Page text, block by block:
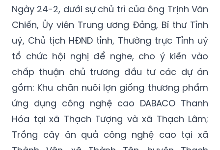
uỷ, Chủ tịch HĐND tỉnh, Thường trực Tỉnh uỷ
tổ chức hội nghị để nghe, cho ý kiến vào
chấp thuận chủ trương đầu tư các dự án
gồm: Khu chăn nuôi lợn giống thương phẩm
ứng dụng công nghệ cao DABACO Thanh
Hóa tại xã Thạch Tượng và xã Thạch Lâm;
Trồng cây ăn quả công nghệ cao tại xã
Thành Vân, xã Thành Tân, huyện Thạch
Thành và nhiều nội dung quan trọng khác.